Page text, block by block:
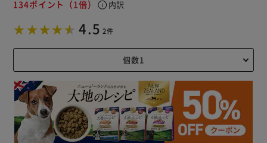
134ポイント （1倍） info 内訳
4.5 2件